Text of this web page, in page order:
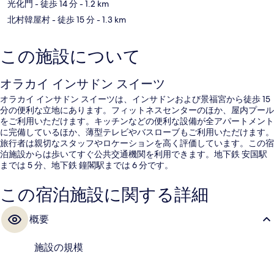
光化門 - 徒歩 14 分- 1.2 km
北村韓屋村- 徒歩 15 分- 1.3 km
この施設について
オラカイ インサドン スイーツ
オラカイ インサドン スイーツは、インサドンおよび景福宮から徒歩 15
分の便利な立地にあります。フィットネスセンターのほか、屋内プール
をご利用いただけます。キッチンなどの便利な設備が全アパートメント
に完備しているほか、薄型テレビやバスローブもご利用いただけます。
旅行者は親切なスタッフやロケーションを高く評価しています。この宿
泊施設からは歩いてすぐ公共交通機関を利用できます。地下鉄 安国駅
までは 5 分、地下鉄 鐘閣駅までは 6 分です。
この宿泊施設に関する詳細
概要
施設の規模